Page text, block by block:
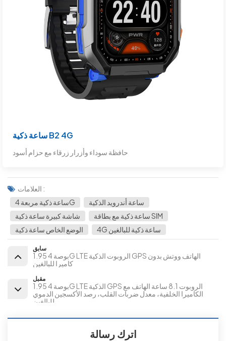
ساعة ذكية B2 4G
حافظة سوداء وأزرار زرقاء مع حزام أسود
العلامات :
ساعة ذكية مربعة 4G
ساعة أندرويد الذكية
شاشة كبيرة ساعة ذكية
ساعة ذكية مع بطاقة SIM
الوضع الخاص ساعة ذكية
4G ساعة ذكية للبالغين
سابق
1.95 بوصة 4G LTE الروبوت الذكية GPS الهاتف ووتش بدون
كاميرا للبالغين
مقبل
1.95 بوصة 4G LTE الذكية GPS الروبوت 8.1 ساعة الهاتف مع
الكاميرا الخلفية، معدل ضربات القلب، رصد الأكسجين الدموي
للبالغين
اترك رسالة